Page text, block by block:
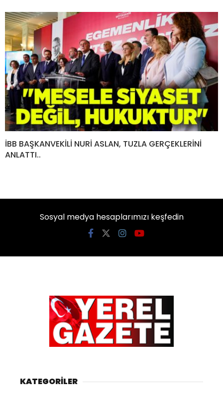
İBB BAŞKANVEKİLİ NURİ ASLAN, TUZLA GERÇEKLERİNİ
ANLATTI..
Sosyal medya hesaplarımızı keşfedin
KATEGORİLER